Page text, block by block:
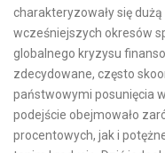
charakteryzowały się
wcześniejszych okresów
globalnego kryzysu
zdecydowane, często
państwowymi posunięcia
podejście obejmowało
procentowych, jak i